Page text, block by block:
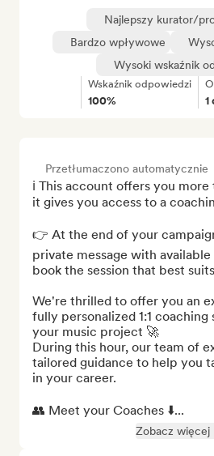
Przetłumaczono automatycznie
ℹ️ This account offers you
it gives you access to a
👉 At the end of your
private message with
book the session that best
We're thrilled to offer you an
fully personalized 1:1 coaching
your music project 🚀
During this hour, our team of
tailored guidance to help you
in your career.
👥 Meet your Coaches ⬇️...
Zobacz więcej
Najlepszy kurator/
Bardzo wpływowe
Wysoki wskaźnik
Wskaźnik odpowiedzi
100% 1